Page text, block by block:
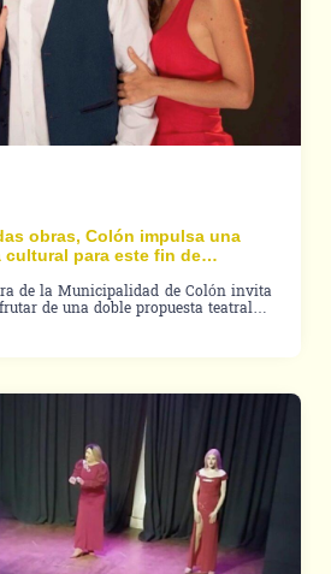
obras, Colón impulsa una
cultural para este fin de…
de la Municipalidad de Colón invita
de una doble propuesta teatral…